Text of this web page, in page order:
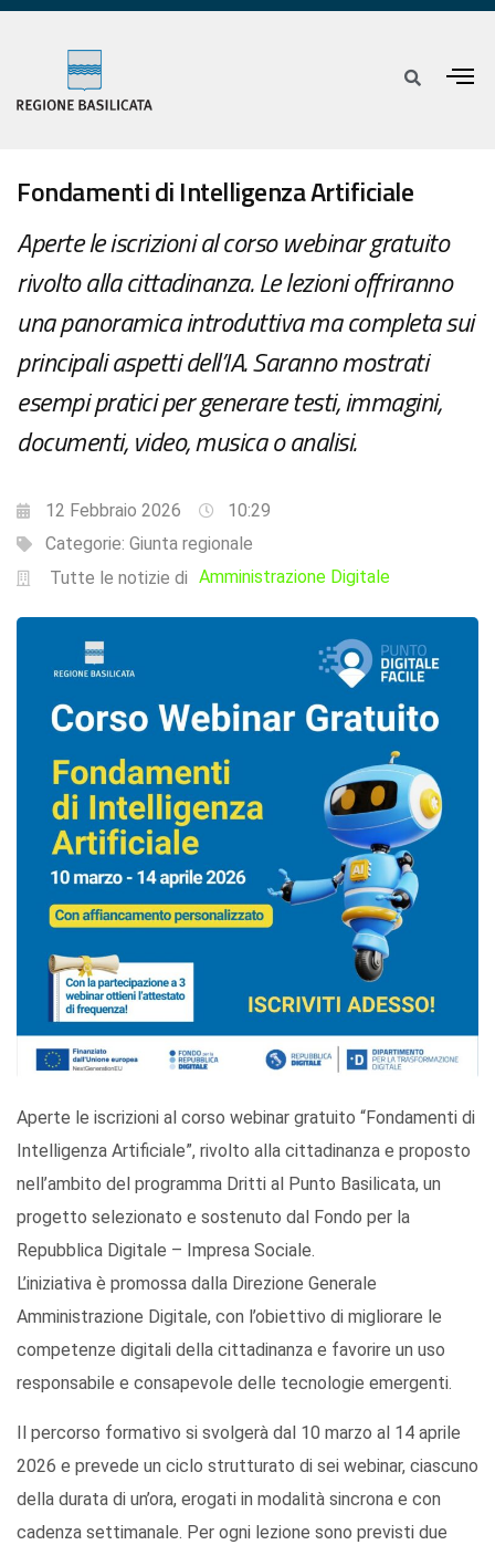
Fondamenti di Intelligenza Artificiale
Aperte le iscrizioni al corso webinar gratuito
rivolto alla cittadinanza. Le lezioni offriranno
una panoramica introduttiva ma completa sui
principali aspetti dell’IA. Saranno mostrati
esempi pratici per generare testi, immagini,
documenti, video, musica o analisi.
12 Febbraio 2026
10:29
Categorie: Giunta regionale
Tutte le notizie di Amministrazione Digitale
Aperte le iscrizioni al corso webinar gratuito “Fondamenti di
Intelligenza Artificiale”, rivolto alla cittadinanza e proposto
nell’ambito del programma Dritti al Punto Basilicata, un
progetto selezionato e sostenuto dal Fondo per la
Repubblica Digitale – Impresa Sociale.
L’iniziativa è promossa dalla Direzione Generale
Amministrazione Digitale, con l’obiettivo di migliorare le
competenze digitali della cittadinanza e favorire un uso
responsabile e consapevole delle tecnologie emergenti.
Il percorso formativo si svolgerà dal 10 marzo al 14 aprile
2026 e prevede un ciclo strutturato di sei webinar, ciascuno
della durata di un’ora, erogati in modalità sincrona e con
cadenza settimanale. Per ogni lezione sono previsti due